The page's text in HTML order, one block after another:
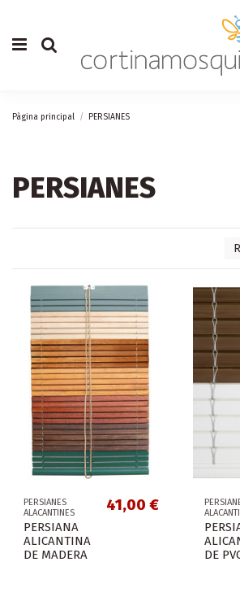
Pàgina principal PERSIANES
PERSIANES
PERSIANES
ALACANTINES
PERSIANA
ALICANTINA
DE MADERA
41,00 €
DE